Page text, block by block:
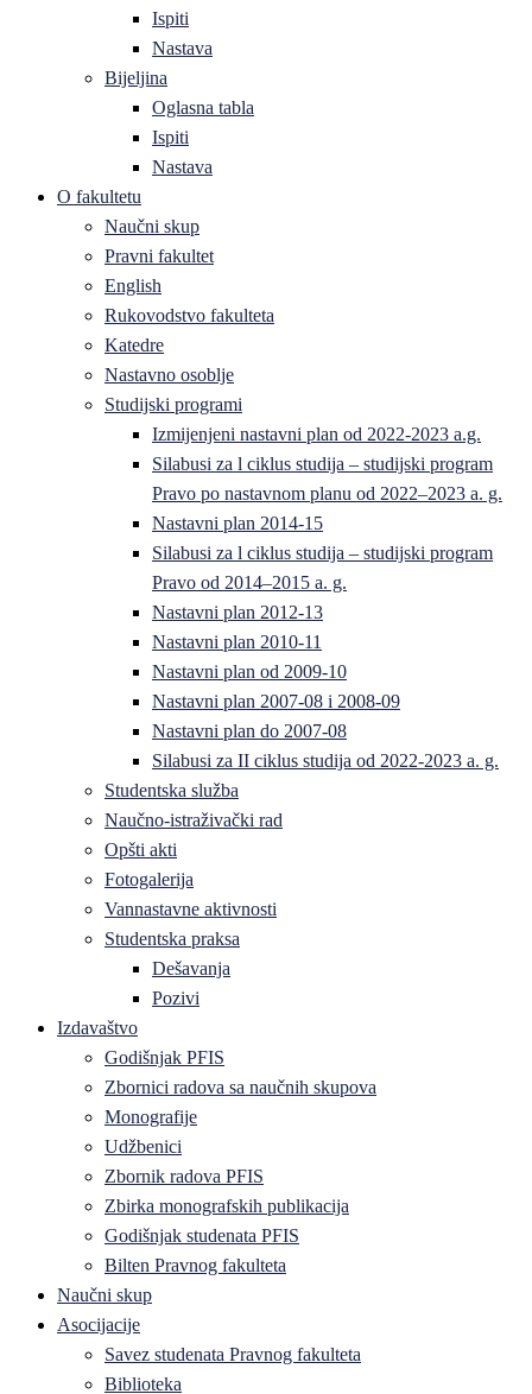
Ispiti
Nastava
Bijeljina
Oglasna tabla
Ispiti
Nastava
O fakultetu
Naučni skup
Pravni fakultet
English
Rukovodstvo fakulteta
Katedre
Nastavno osoblje
Studijski programi
Izmijenjeni nastavni plan od 2022-2023 a.g.
Silabusi za l ciklus studija – studijski program
Pravo po nastavnom planu od 2022–2023 a. g.
Nastavni plan 2014-15
Silabusi za l ciklus studija – studijski program
Pravo od 2014–2015 a. g.
Nastavni plan 2012-13
Nastavni plan 2010-11
Nastavni plan od 2009-10
Nastavni plan 2007-08 i 2008-09
Nastavni plan do 2007-08
Silabusi za II ciklus studija od 2022-2023 a. g.
Studentska služba
Naučno-istraživački rad
Opšti akti
Fotogalerija
Vannastavne aktivnosti
Studentska praksa
Dešavanja
Pozivi
Izdavaštvo
Godišnjak PFIS
Zbornici radova sa naučnih skupova
Monografije
Udžbenici
Zbornik radova PFIS
Zbirka monografskih publikacija
Godišnjak studenata PFIS
Bilten Pravnog fakulteta
Naučni skup
Asocijacije
Savez studenata Pravnog fakulteta
Biblioteka